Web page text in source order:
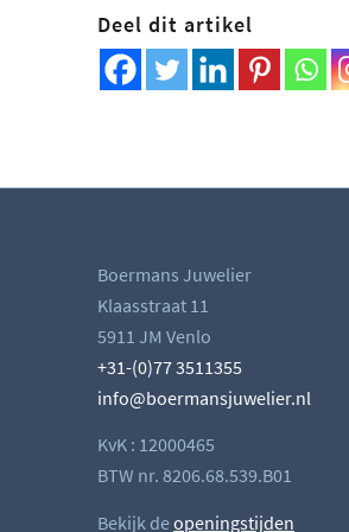
Deel dit artikel
Boermans Juwelier
Klaasstraat 11
5911 JM Venlo
+31-(0)77 3511355
info@boermansjuwelier.nl
KvK : 12000465
BTW nr. 8206.68.539.B01
Bekijk deopeningstijden